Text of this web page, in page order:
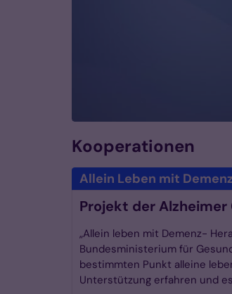
Kooperationen
Allein Leben mit Demenz
Projekt der
„Allein leben mit Demenz-
Bundesministerium für
bestimmten Punkt alleine
Unterstützung erfahren und